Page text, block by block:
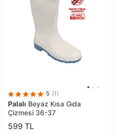
5 (1)
Palalı Beyaz Kısa Gıda
Çizmesi 36-37
599 TL